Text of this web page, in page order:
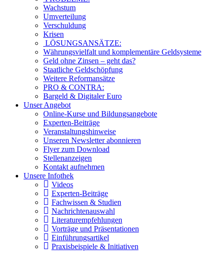
Wachstum
Umverteilung
Verschuldung
Krisen
LÖSUNGSANSÄTZE:
Währungsvielfalt und komplementäre Geldsysteme
Geld ohne Zinsen – geht das?
Staatliche Geldschöpfung
Weitere Reformansätze
PRO & CONTRA:
Bargeld & Digitaler Euro
Unser Angebot
Online-Kurse und Bildungsangebote
Experten-Beiträge
Veranstaltungshinweise
Unseren Newsletter abonnieren
Flyer zum Download
Stellenanzeigen
Kontakt aufnehmen
Unsere Infothek
Videos
Experten-Beiträge
Fachwissen & Studien
Nachrichtenauswahl
Literaturempfehlungen
Vorträge und Präsentationen
Einführungsartikel
Praxisbeispiele & Initiativen